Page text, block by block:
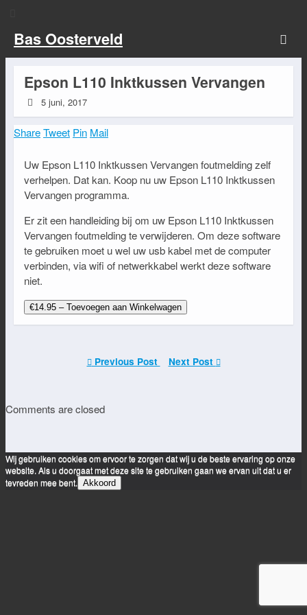
Bas Oosterveld
Epson L110 Inktkussen Vervangen
5 juni, 2017
ShareTweet Pin Mail
Uw Epson L110 Inktkussen Vervangen foutmelding zelf
verhelpen. Dat kan. Koop nu uw Epson L110 Inktkussen
Vervangen programma.
Er zit een handleiding bij om uw Epson L110 Inktkussen
Vervangen foutmelding te verwijderen. Om deze software
te gebruiken moet u wel uw usb kabel met de computer
verbinden, via wifi of netwerkkabel werkt deze software
niet.
€14.95 – Toevoegen aan Winkelwagen
Previous Post Next Post
Comments are closed
Wij gebruiken cookies om ervoor te zorgen dat wij u de beste ervaring op onze
website. Als u doorgaat met deze site te gebruiken gaan we ervan uit dat u er
tevreden mee bent. Akkoord